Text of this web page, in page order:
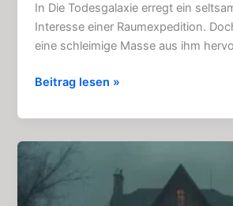
In Die Todesgalaxie erregt ein
Interesse einer Raumexpedition.
eine schleimige Masse aus ihm
Die
Alien
–
Horror
Klassiker
Beitrag lesen »